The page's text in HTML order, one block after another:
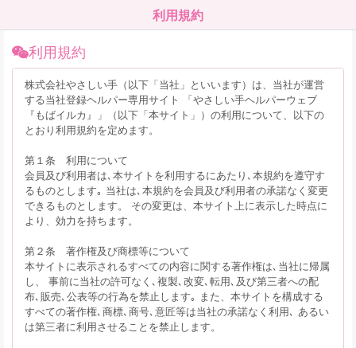
利用規約
利用規約
株式会社やさしい手（以下「当社」といいます）は、当社が運営
する当社登録ヘルパー専用サイト 「やさしい手ヘルパーウェブ
『もばイルカ』」（以下「本サイト」）の利用について、以下の
とおり利用規約を定めます。
第１条 利用について
会員及び利用者は､本サイトを利用するにあたり､本規約を遵守す
るものとします｡ 当社は､本規約を会員及び利用者の承諾なく変更
できるものとします。 その変更は、本サイト上に表示した時点に
より、効力を持ちます。
第２条 著作権及び商標等について
本サイトに表示されるすべての内容に関する著作権は､当社に帰属
し、 事前に当社の許可なく､複製､改変､転用､及び第三者への配
布､販売､公表等の行為を禁止します｡ また、本サイトを構成する
すべての著作権､商標､商号､意匠等は当社の承諾なく利用､ あるい
は第三者に利用させることを禁止します。